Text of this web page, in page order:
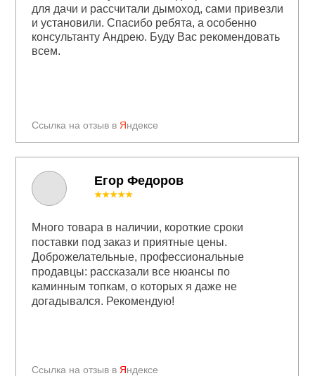
Ссылка на отзыв в Яндексе
для дачи и рассчитали дымоход, сами привезли
и установили. Спасибо ребята, а особенно
консультанту Андрею. Буду Вас рекомендовать
всем.
Егор Федоров
Ссылка на отзыв в Яндексе
★★★★★
Много товара в наличии, короткие сроки
поставки под заказ и приятные цены.
Доброжелательные, профессиональные
продавцы: рассказали все нюансы по
каминным топкам, о которых я даже не
догадывался. Рекомендую!